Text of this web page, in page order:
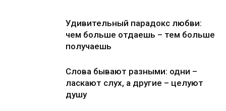
Удивительный парадокс любви:
чем больше отдаешь – тем больше
получаешь
Слова бывают разными: одни –
ласкают слух, а другие – целуют
душу